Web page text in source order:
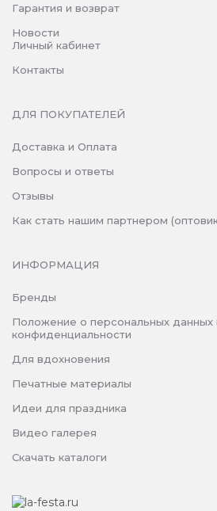
Гарантия и возврат
Новости
Личный кабинет
Контакты
ДЛЯ ПОКУПАТЕЛЕЙ
Доставка и Оплата
Вопросы и ответы
Отзывы
Как стать нашим партнером
ИНФОРМАЦИЯ
Бренды
Положение о персональных данных
конфиденциальности
Для вдохновения
Печатные материалы
Идеи для праздника
Видео галерея
Скачать каталоги